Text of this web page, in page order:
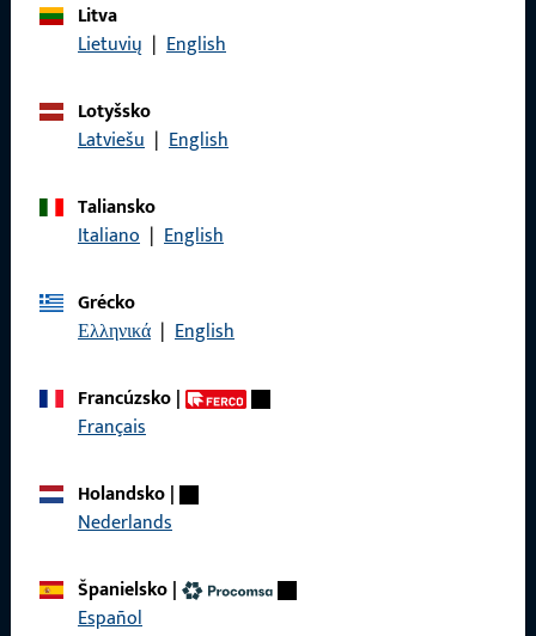
Litva
Lietuvių | English
Lotyšsko
Latviešu | English
Taliansko
Italiano | English
Grécko
Ελληνικά | English
Francúzsko|
Français
Holandsko|
Nederlands
Španielsko|
Español
Právne informácie
Všeobecné obchodné podmienky
Produkty
O nás